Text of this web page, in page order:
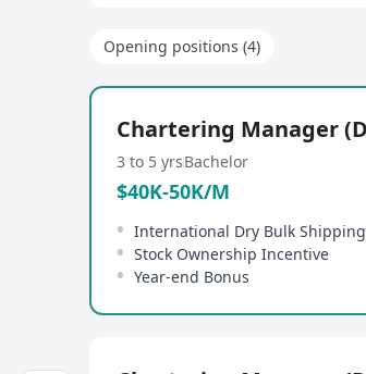
Opening positions (4)
Chartering Manager
3 to 5 yrsBachelor
$40K-50K/M
International Dry Bulk
Stock Ownership Incentive
Year-end Bonus